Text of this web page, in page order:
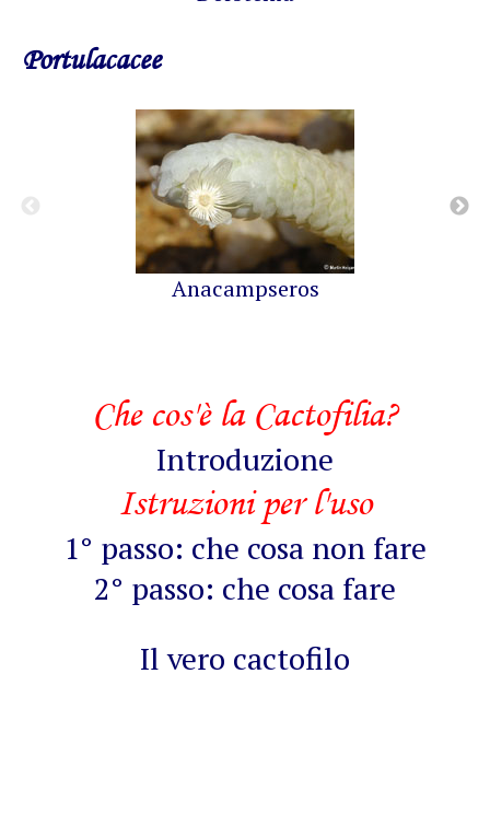
Portulacacee
Anacampseros
Che cos'è la Cactofilia?
Introduzione
Istruzioni per l'uso
1° passo: che cosa non fare
2° passo: che cosa fare
Il vero cactofilo